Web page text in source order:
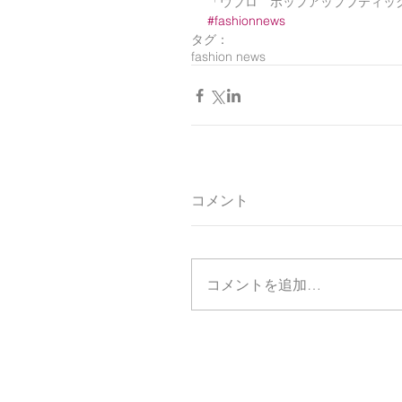
#fashionnews
タグ：
fashion news
コメント
コメントを追加…